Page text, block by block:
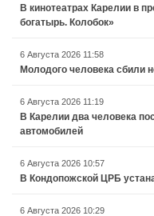
В кинотеатрах Карелии в
богатырь. Колобок»
6 Августа 2026 11:58
Молодого человека сбили
6 Августа 2026 11:19
В Карелии два человека
автомобилей
6 Августа 2026 10:57
В Кондопожской ЦРБ
6 Августа 2026 10:29